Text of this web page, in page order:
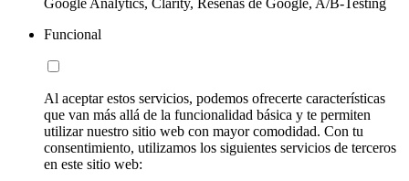
Google Analytics, Clarity, Reseñas de Google, A/B-Testing
Funcional
Al aceptar estos servicios, podemos ofrecerte características
que van más allá de la funcionalidad básica y te permiten
utilizar nuestro sitio web con mayor comodidad. Con tu
consentimiento, utilizamos los siguientes servicios de terceros
en este sitio web: